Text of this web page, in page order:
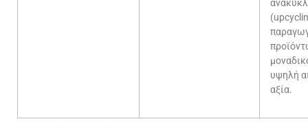
υψηλή
αξία.